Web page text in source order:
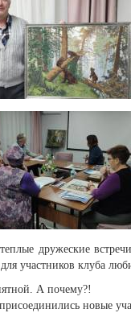
дружеские
участников клуба
А почему?!
новые